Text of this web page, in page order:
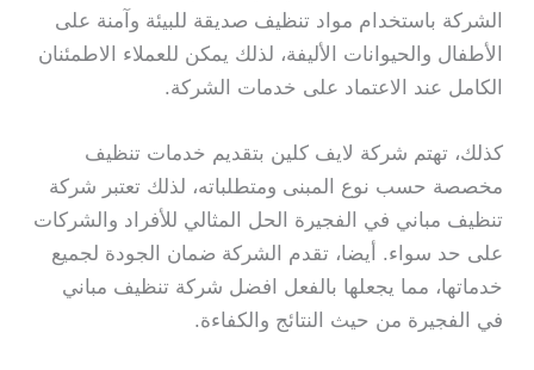
الشركة باستخدام مواد تنظيف صديقة للبيئة وآمنة على
الأطفال والحيوانات الأليفة، لذلك يمكن للعملاء الاطمئنان
الكامل عند الاعتماد على خدمات الشركة.
كذلك، تهتم شركة لايف كلين بتقديم خدمات تنظيف
مخصصة حسب نوع المبنى ومتطلباته، لذلك تعتبر شركة
تنظيف مباني في الفجيرة الحل المثالي للأفراد والشركات
على حد سواء. أيضا، تقدم الشركة ضمان الجودة لجميع
خدماتها، مما يجعلها بالفعل افضل شركة تنظيف مباني
في الفجيرة من حيث النتائج والكفاءة.